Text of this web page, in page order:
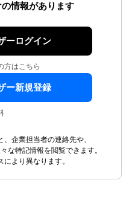
情報があります
ーログイン
方はこちら
ー新規登録
企業担当者の連絡先や、
な特記情報を閲覧できます。
より異なります。